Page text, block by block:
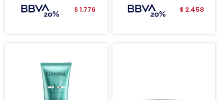
$ 1.776 $ 2.458